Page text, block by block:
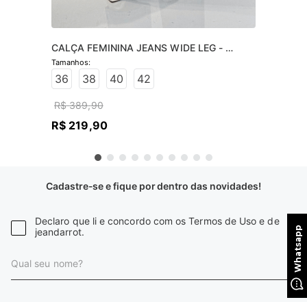
CALÇA FEMININA JEANS WIDE LEG -
JEANS CLARO
36 38 40 42
R$ 389,90
R$ 219,90
Cadastre-se e fique por dentro das novidades!
Declaro que li e concordo com os Termos de Uso e de
jeandarrot.